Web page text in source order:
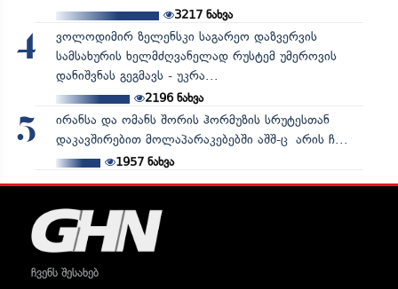
3217ნახვა
4
ვოლოდიმირ ზელენსკი საგარეო დაზვერვის
სამსახურის ხელმძღვანელად რუსტემ უმეროვის
დანიშვნას გეგმავს - უკრა...
2196ნახვა
5
ირანსა და ომანს შორის ჰორმუზის სრუტესთან
დაკავშირებით მოლაპარაკებებში აშშ-ც არის ჩ...
1957ნახვა
ჩვენს შესახებ